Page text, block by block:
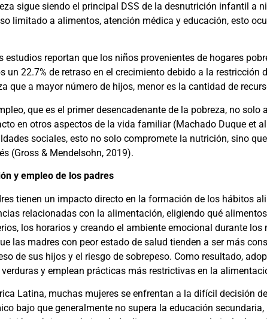
sigue siendo el principal DSS de la desnutrición infantil a
limitado a alimentos, atención médica y educación, esto
estudios reportan que los niños provenientes de hogares
un 22.7% de retraso en el crecimiento debido a la
que a mayor número de hijos, menor es la cantidad de
que es el primer desencadenante de la pobreza, no
en otros aspectos de la vida familiar (Machado Duque et
sociales, esto no solo compromete la nutrición, sino
(Gross & Mendelsohn, 2019).
y empleo de los padres
tienen un impacto directo en la formación de los hábitos
relacionadas con la alimentación, eligiendo qué
los horarios y creando el ambiente emocional durante
las madres con peor estado de salud tienden a ser más
de sus hijos y el riesgo de sobrepeso. Como resultado,
y emplean prácticas más restrictivas en la
Latina, muchas mujeres se enfrentan a la difícil decisión
bajo que generalmente no supera la educación